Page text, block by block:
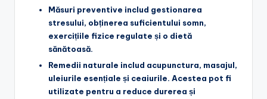
Măsuri preventive includ gestionarea
stresului, obținerea suficientului somn,
exercițiile fizice regulate și o dietă
sănătoasă.
Remedii naturale includ acupunctura, masajul,
uleiurile esențiale și ceaiurile. Acestea pot fi
utilizate pentru a reduce durerea și